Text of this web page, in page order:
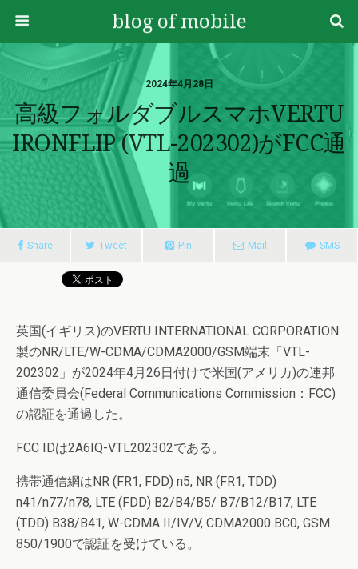
blog of mobile
2024年4月28日
高級フォルダブルスマホVERTU
IRONFLIP (VTL-202302)がFCC通
過
Share Tweet Pin Mail SMS
英国(イギリス)のVERTU INTERNATIONAL CORPORATION
製のNR/LTE/W-CDMA/CDMA2000/GSM端末「VTL-
202302」が2024年4月26日付けで米国(アメリカ)の連邦
通信委員会(Federal Communications Commission：FCC)
の認証を通過した。
FCC IDは2A6IQ-VTL202302である。
携帯通信網はNR (FR1, FDD) n5, NR (FR1, TDD)
n41/n77/n78, LTE (FDD) B2/B4/B5/ B7/B12/B17, LTE
(TDD) B38/B41, W-CDMA II/IV/V, CDMA2000 BC0, GSM
850/1900で認証を受けている。